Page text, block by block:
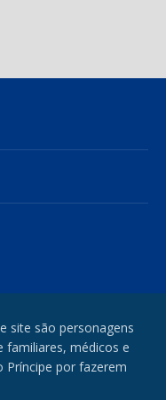
site são personagens
familiares, médicos e
Príncipe por fazerem